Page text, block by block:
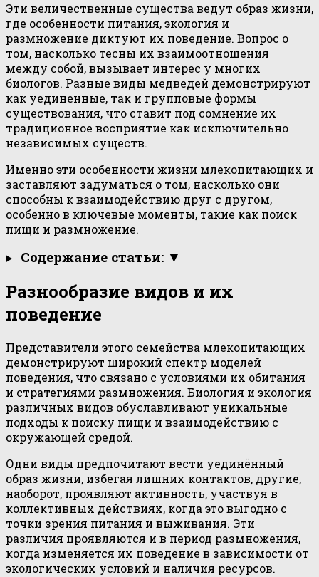
Эти величественные существа ведут образ жизни,
где особенности питания, экология и
размножение диктуют их поведение. Вопрос о
том, насколько тесны их взаимоотношения
между собой, вызывает интерес у многих
биологов. Разные виды медведей демонстрируют
как уединенные, так и групповые формы
существования, что ставит под сомнение их
традиционное восприятие как исключительно
независимых существ.
Именно эти особенности жизни млекопитающих и
заставляют задуматься о том, насколько они
способны к взаимодействию друг с другом,
особенно в ключевые моменты, такие как поиск
пищи и размножение.
Содержание статьи: ▼
Разнообразие видов и их
поведение
Представители этого семейства млекопитающих
демонстрируют широкий спектр моделей
поведения, что связано с условиями их обитания
и стратегиями размножения. Биология и экология
различных видов обуславливают уникальные
подходы к поиску пищи и взаимодействию с
окружающей средой.
Одни виды предпочитают вести уединённый
образ жизни, избегая лишних контактов, другие,
наоборот, проявляют активность, участвуя в
коллективных действиях, когда это выгодно с
точки зрения питания и выживания. Эти
различия проявляются и в период размножения,
когда изменяется их поведение в зависимости от
экологических условий и наличия ресурсов.